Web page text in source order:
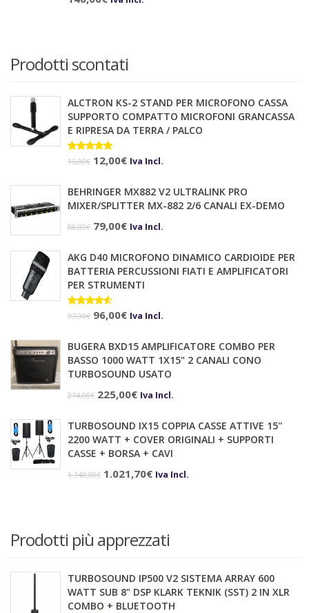
Prodotti scontati
ALCTRON KS-2 STAND PER MICROFONO CASSA
SUPPORTO COMPATTO MICROFONI GRANCASSA
E RIPRESA DA TERRA / PALCO
Valutato
5.00 su 5
15,00€ Il
originale
12,00€Il
attuale
Iva Incl.
BEHRINGER MX882 V2 ULTRALINK PRO
MIXER/SPLITTER MX-882 2/6 CANALI EX-DEMO
88,00€ Il
originale
era:
88,00€.
79,00€Il
attuale
è:
Iva Incl.
AKG D40 MICROFONO DINAMICO CARDIOIDE PER
BATTERIA PERCUSSIONI FIATI E AMPLIFICATORI
PER STRUMENTI
Valutato
4.50 su 5
97,90€ Il
originale
era:
97,90€.
96,00€Il
attuale
è:
96,00€.
Iva Incl.
BUGERA BXD15 AMPLIFICATORE COMBO PER
BASSO 1000 WATT 1X15" 2 CANALI CONO
TURBOSOUND USATO
274,00€ Il
originale
era:
274,00€.
225,00€Il
attuale
è:
225,00€.
Iva Incl.
TURBOSOUND IX15 COPPIA CASSE ATTIVE 15''
2200 WATT + COVER ORIGINALI + SUPPORTI
CASSE + BORSA + CAVI
1.140,80€ Il
1.140,80€.
1.021,70€Il
1.021,70€.
Iva Incl.
Prodotti più apprezzati
TURBOSOUND IP500 V2 SISTEMA ARRAY 600
WATT SUB 8" DSP KLARK TEKNIK (SST) 2 IN XLR
COMBO + BLUETOOTH